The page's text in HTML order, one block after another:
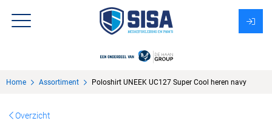
Over Sisa
KMS
Home Assortiment Poloshirt UNEEK UC127 Super Cool heren navy
Overzicht